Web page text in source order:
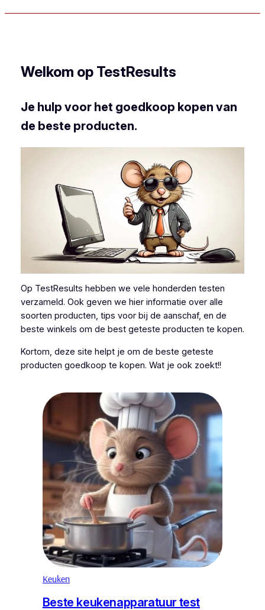
Welkom op TestResults
Je hulp voor het goedkoop kopen van
de beste producten.
Op TestResults hebben we vele honderden testen
verzameld. Ook geven we hier informatie over alle
soorten producten, tips voor bij de aanschaf, en de
beste winkels om de best geteste producten te kopen.
Kortom, deze site helpt je om de beste geteste
producten goedkoop te kopen. Wat je ook zoekt!!
Keuken
Beste keukenapparatuur test